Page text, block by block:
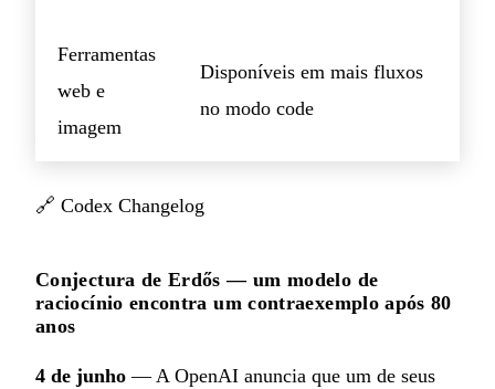
Ferramentas
web e
imagem
Disponíveis em mais fluxos
no modo code
🔗 Codex Changelog
Conjectura de Erdős — um modelo de
raciocínio encontra um contraexemplo após 80
anos
4 de junho — A OpenAI anuncia que um de seus